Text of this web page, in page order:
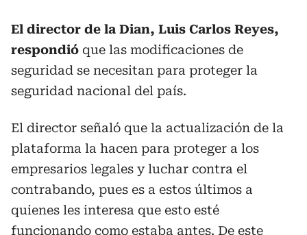
El director de la Dian, Luis Carlos Reyes,
respondió que las modificaciones de
seguridad se necesitan para proteger la
seguridad nacional del país.
El director señaló que la actualización de la
plataforma la hacen para proteger a los
empresarios legales y luchar contra el
contrabando, pues es a estos últimos a
quienes les interesa que esto esté
funcionando como estaba antes. De este